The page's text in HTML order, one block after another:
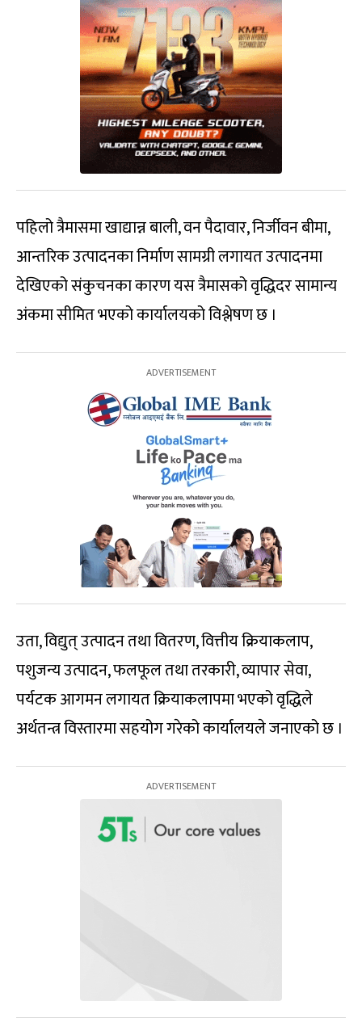
पहिलो त्रैमासमा खाद्यान्न बाली, वन पैदावार, निर्जीवन बीमा,
आन्तरिक उत्पादनका निर्माण सामग्री लगायत उत्पादनमा
देखिएको संकुचनका कारण यस त्रैमासको वृद्धिदर सामान्य
अंकमा सीमित भएको कार्यालयको विश्लेषण छ ।
उता, विद्युत् उत्पादन तथा वितरण, वित्तीय क्रियाकलाप,
पशुजन्य उत्पादन, फलफूल तथा तरकारी, व्यापार सेवा,
पर्यटक आगमन लगायत क्रियाकलापमा भएको वृद्धिले
अर्थतन्त्र विस्तारमा सहयोग गरेको कार्यालयले जनाएको छ ।